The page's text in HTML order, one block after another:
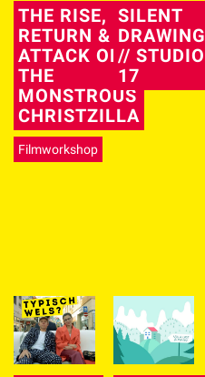
THE RISE,
RETURN &
ATTACK OF
THE
MONSTROUS
CHRISTZILLA
Filmworkshop
SILENT
DRAWING
// STUDIO
17